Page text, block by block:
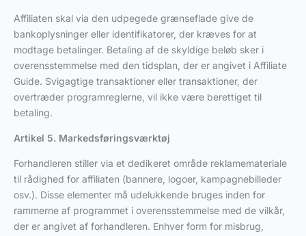
Affiliaten skal via den udpegede grænseflade give de
bankoplysninger eller identifikatorer, der kræves for at
modtage betalinger. Betaling af de skyldige beløb sker i
overensstemmelse med den tidsplan, der er angivet i Affiliate
Guide. Svigagtige transaktioner eller transaktioner, der
overtræder programreglerne, vil ikke være berettiget til
betaling.
Artikel 5. Markedsføringsværktøj
Forhandleren stiller via et dedikeret område reklamemateriale
til rådighed for affiliaten (bannere, logoer, kampagnebilleder
osv.). Disse elementer må udelukkende bruges inden for
rammerne af programmet i overensstemmelse med de vilkår,
der er angivet af forhandleren. Enhver form for misbrug,